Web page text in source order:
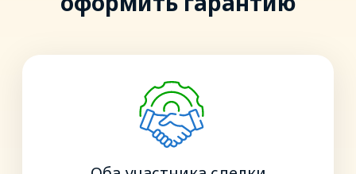
ОФОРМИТЬ ГАРАНТИЮ
вопросы